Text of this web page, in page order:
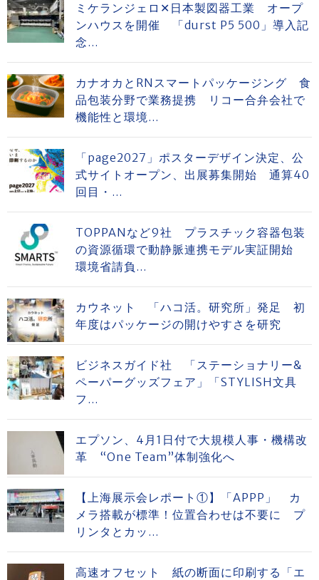
ミケランジェロ✕日本製図器工業 オープ
ンハウスを開催 「durst P5 500」導入記
念...
カナオカとRNスマートパッケージング 食
品包装分野で業務提携 リコー合弁会社で
機能性と環境...
「page2027」ポスターデザイン決定、公
式サイトオープン、出展募集開始 通算40
回目・...
TOPPANなど9社 プラスチック容器包装
の資源循環で動静脈連携モデル実証開始
環境省請負...
カウネット 「ハコ活。研究所」発足 初
年度はパッケージの開けやすさを研究
ビジネスガイド社 「ステーショナリー&
ペーパーグッズフェア」「STYLISH文具
フ...
エプソン、4月1日付で大規模人事・機構改
革 “One Team”体制強化へ
【上海展示会レポート①】「APPP」 カ
メラ搭載が標準！位置合わせは不要に プ
リンタとカッ...
高速オフセット 紙の断面に印刷する「エ